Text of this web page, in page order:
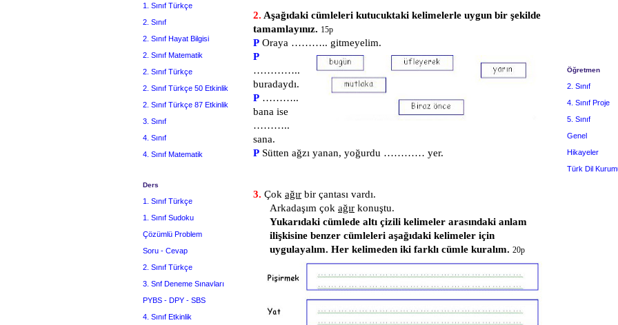
2. Aşağıdaki cümleleri kutucuktaki kelimelerle uygun bir şekilde
tamamlayınız. 15p
P Oraya ……….. gitmeyelim.
P
…………..
buradaydı.
P ………..
bana ise
………..
sana.
P Sütten ağzı yanan, yoğurdu ………… yer.
3. Çok ağır bir çantası vardı.
Arkadaşım çok ağır konuştu.
Yukarıdaki cümlede altı çizili kelimeler arasındaki anlam
ilişkisine benzer cümleleri aşağıdaki kelimeler için
uygulayalım. Her kelimeden iki farklı cümle kuralım. 20p
1. Sınıf Türkçe
2. Sınıf
2. Sınıf Hayat Bilgisi
2. Sınıf Matematik
2. Sınıf Türkçe
2. Sınıf Türkçe 50 Etkinlik
2. Sınıf Türkçe 87 Etkinlik
3. Sınıf
4. Sınıf
4. Sınıf Matematik
Ders
1. Sınıf Türkçe
1. Sınıf Sudoku
Çözümlü Problem
Soru - Cevap
2. Sınıf Türkçe
3. Snf Deneme Sınavları
PYBS - DPY - SBS
4. Sınıf Etkinlik
Öğretmen
2. Sınıf
4. Sınıf Proje
5. Sınıf
Genel
Hikayeler
Türk Dil